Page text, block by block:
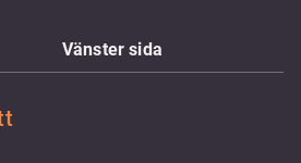
Vänster sida